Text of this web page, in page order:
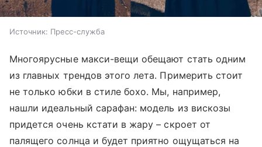
Источник: Пресс-служба
Многоярусные макси-вещи обещают стать одним
из главных трендов этого лета. Примерить стоит
не только юбки в стиле бохо. Мы, например,
нашли идеальный сарафан: модель из вискозы
придется очень кстати в жару – скроет от
палящего солнца и будет приятно ощущаться на